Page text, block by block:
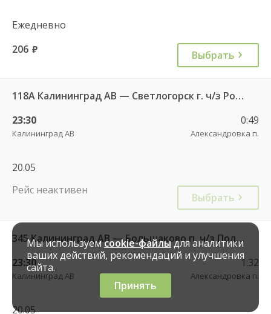
Ежедневно
206 руб. Выбрать
118А Калининград АВ — Светлогорск г. ч/з Романово п.
23:30
Калининград АВ
0:49
Александровка п.
20.05
Рейс неактивен
Выбрать
345 Калининград АВ — Большаково п. ч/з Полесск г.
23:30
Калининград АВ
1:32
Александровка п.
20.05
Мы используемcookie-файлыдля аналитики
ваших действий, рекомендаций и улучшения
сайта.
Принять